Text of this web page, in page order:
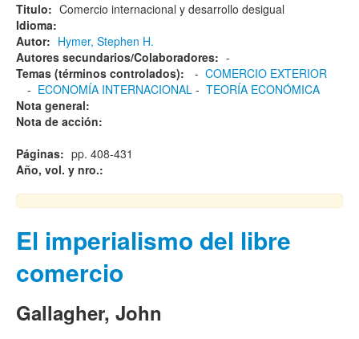
Titulo: Comercio internacional y desarrollo desigual
Idioma:
Autor: Hymer, Stephen H.
Autores secundarios/Colaboradores: -
Temas (términos controlados):
- COMERCIO EXTERIOR
- ECONOMÍA INTERNACIONAL - TEORÍA ECONÓMICA
Nota general:
Nota de acción:
Páginas: pp. 408-431
Año, vol. y nro.:
El imperialismo del libre
comercio
Gallagher, John